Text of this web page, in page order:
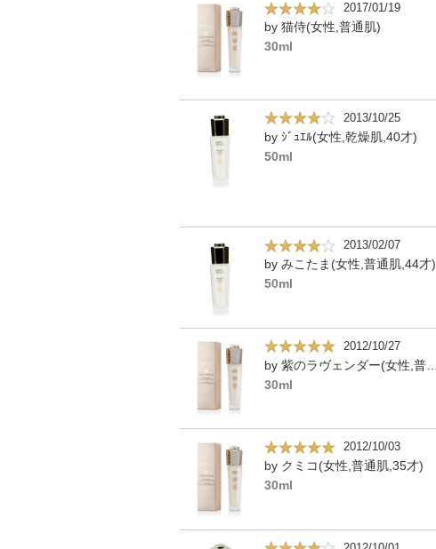
2017/01/19
by 猫侍(女性,普通肌)
30ml
2013/10/25
by ｼﾞｭｴﾙ(女性,乾燥肌,40才)
50ml
2013/02/07
by みこたま(女性,普通肌,44才)
50ml
2012/10/27
30ml
2012/10/03
by クミコ(女性,普通肌,35才)
30ml